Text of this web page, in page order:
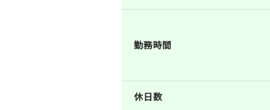
勤務時間
休日数